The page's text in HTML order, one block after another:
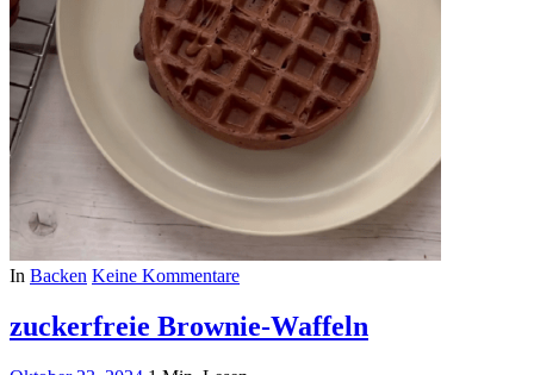
In Backen Keine Kommentare
zuckerfreie Brownie-Waffeln